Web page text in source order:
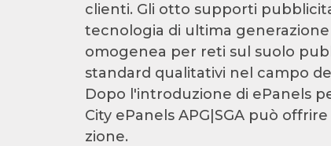
clienti. Gli otto supporti
tecnologia di ultima
omogenea per reti sul suolo
standard qualitativi nel campo
Dopo l'introduzione di ePanels
City ePanels APG|SGA può
zione.